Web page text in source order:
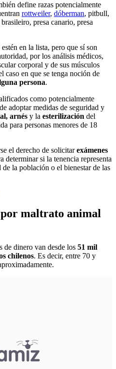
define razas potencialmente
rottweiler, dóberman, pitbull,
presa canario, presa
en la lista, pero que sí son
por los análisis médicos,
corporal y de sus músculos
caso en que se tenga noción de
persona.
como potencialmente
de adoptar medidas de seguridad y
arnés y la esterilización del
para personas menores de 18
el derecho de solicitarexámenes
determinar si la tenencia representa
la población o el bienestar de las
maltrato animal
de dinero van desde los 51 mil
chilenos. Es decir, entre 70 y